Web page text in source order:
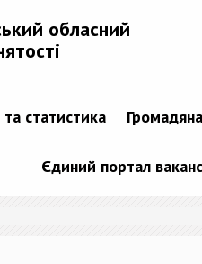
обласний
та статистика
Єдиний портал